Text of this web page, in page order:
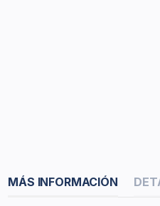
MÁS INFORMACIÓN